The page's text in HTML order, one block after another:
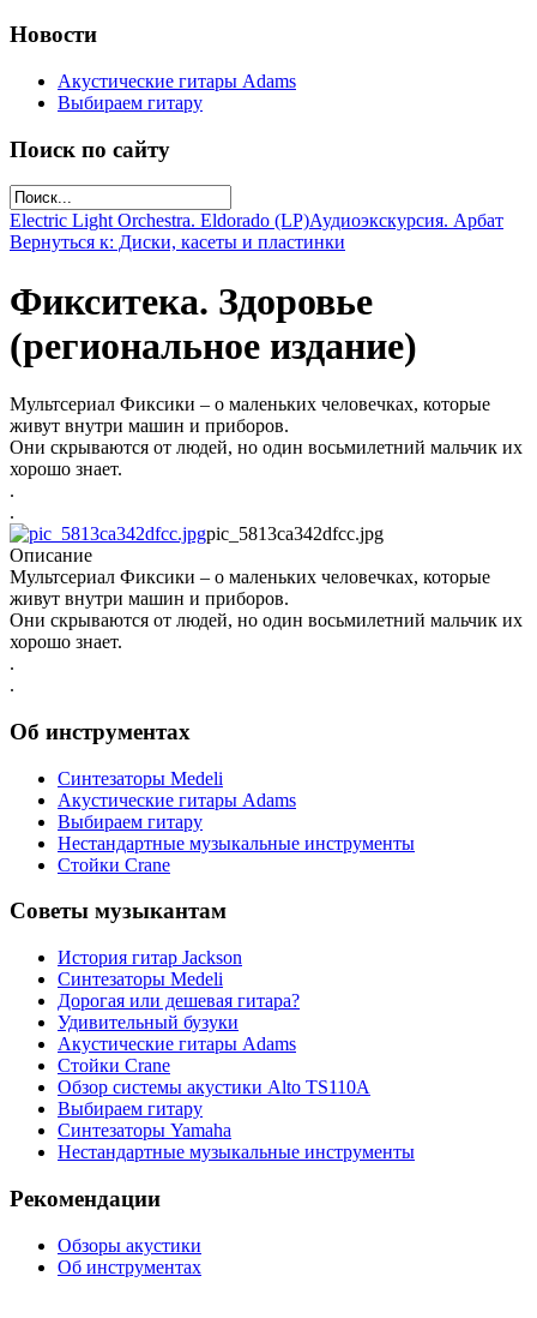
Новости
Акустические гитары Adams
Выбираем гитару
Поиск по сайту
Electric Light Orchestra. Eldorado (LP)Аудиоэкскурсия. Арбат
Вернуться к: Диски, касеты и пластинки
Фикситека. Здоровье
(региональное издание)
Мультсериал Фиксики – о маленьких человечках, которые
живут внутри машин и приборов.
Они скрываются от людей, но один восьмилетний мальчик их
хорошо знает.
.
.
pic_5813ca342dfcc.jpg
Описание
Мультсериал Фиксики – о маленьких человечках, которые
живут внутри машин и приборов.
Они скрываются от людей, но один восьмилетний мальчик их
хорошо знает.
.
.
Об инструментах
Синтезаторы Мedeli
Акустические гитары Adams
Выбираем гитару
Нестандартные музыкальные инструменты
Стойки Crane
Советы музыкантам
История гитар Jackson
Синтезаторы Мedeli
Дорогая или дешевая гитара?
Удивительный бузуки
Акустические гитары Adams
Стойки Crane
Обзор системы акустики Alto TS110A
Выбираем гитару
Синтезаторы Yamaha
Нестандартные музыкальные инструменты
Рекомендации
Обзоры акустики
Об инструментах